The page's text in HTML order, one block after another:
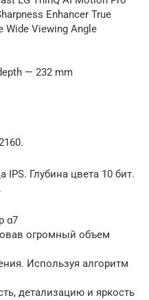
Enhancer True
Wide Viewing Angle
— 232 mm
IPS. Глубина цвета 10 бит.
α7
огромный объем
Используя алгоритм
детализацию и яркость